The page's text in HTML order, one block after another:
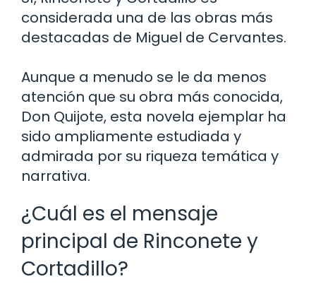
considerada una de las obras más
destacadas de Miguel de Cervantes.
Aunque a menudo se le da menos
atención que su obra más conocida,
Don Quijote, esta novela ejemplar ha
sido ampliamente estudiada y
admirada por su riqueza temática y
narrativa.
¿Cuál es el mensaje
principal de Rinconete y
Cortadillo?